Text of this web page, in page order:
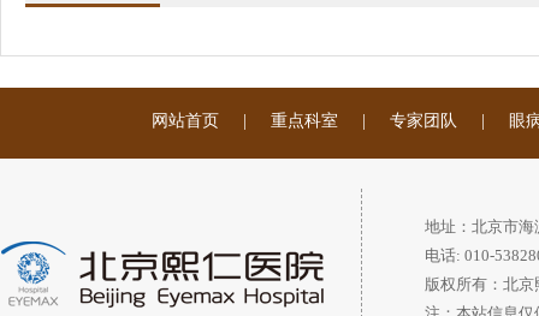
网站首页 | 重点科室 | 专家团队 | 眼
地址：北京市
电话: 010-
版权所有：北
注：本站信息